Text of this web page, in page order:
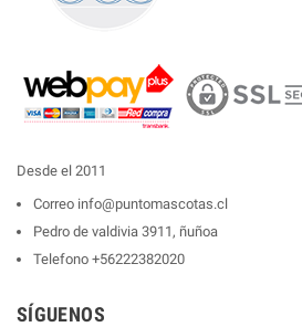
Desde el 2011
Correo info@puntomascotas.cl
Pedro de valdivia 3911, ñuñoa
Telefono +56222382020
SÍGUENOS